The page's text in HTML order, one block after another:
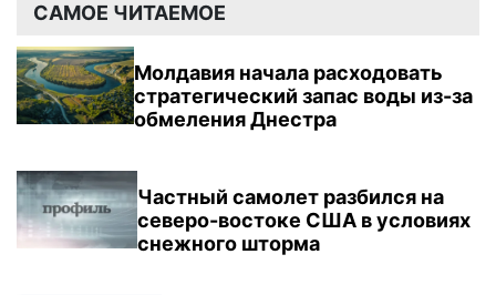
САМОЕ ЧИТАЕМОЕ
Молдавия начала расходовать
стратегический запас воды из-за
обмеления Днестра
Частный самолет разбился на
северо-востоке США в условиях
снежного шторма